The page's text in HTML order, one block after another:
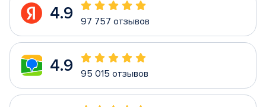
4.9 97 757 отзывов
4.9 95 015 отзывов